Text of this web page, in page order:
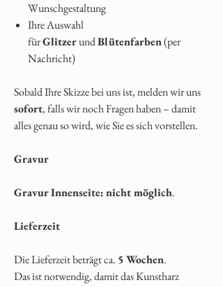
Wunschgestaltung
Ihre Auswahl
fürGlitzerundBlütenfarben(per
Nachricht)
Sobald Ihre Skizze bei uns ist, melden wir uns
sofort, falls wir noch Fragen haben – damit
alles genau so wird, wie Sie es sich vorstellen.
Gravur
Gravur Innenseite:nicht möglich.
Lieferzeit
Die Lieferzeit beträgt ca. 5 Wochen.
Das ist notwendig, damit das Kunstharz